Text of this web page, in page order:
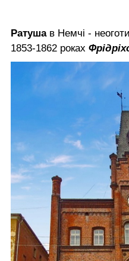
Ратуша в Немчі -
1853-1862 роках